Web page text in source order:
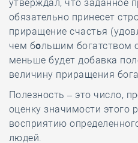
утверждал, что заданное
обязательно принесет
приращение счастья
чем большим богатством
меньше будет добавка
величину приращения
Полезность – это число,
оценку значимости этого
восприятию
людей.